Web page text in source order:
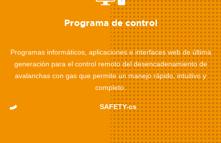
Programa de control
Programas informáticos, aplicaciones e interfaces web de última
generación para el control remoto del desencadenamiento de
avalanchas con gas que permite un manejo rápido, intuitivo y
completo.
SAFETY-cs